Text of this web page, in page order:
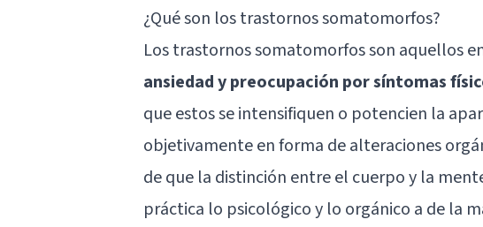
¿Qué son los trastornos somatomorfos?
Los trastornos somatomorfos son aquellos
ansiedad y preocupación por síntomas
que estos se intensifiquen o potencien la
objetivamente en forma de alteraciones
de que la distinción entre el cuerpo y la
práctica lo psicológico y lo orgánico a de la